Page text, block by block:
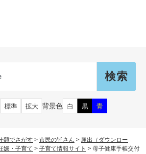
標準 拡大 背景色 白 黒 青
の皆さん
ロード）・手続き
て・教育
類でさがす > 市民の皆さん > 届出（ダウンロー
娠・子育て > 子育て情報サイト > 母子健康手帳交付